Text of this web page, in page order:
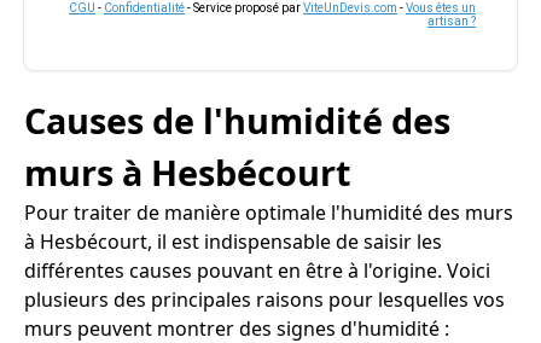
CGU - Confidentialité- Service proposé parViteUnDevis.com -Vous êtes un
artisan ?
Causes de l'humidité des
murs à Hesbécourt
Pour traiter de manière optimale l'humidité des murs
à Hesbécourt, il est indispensable de saisir les
différentes causes pouvant en être à l'origine. Voici
plusieurs des principales raisons pour lesquelles vos
murs peuvent montrer des signes d'humidité :